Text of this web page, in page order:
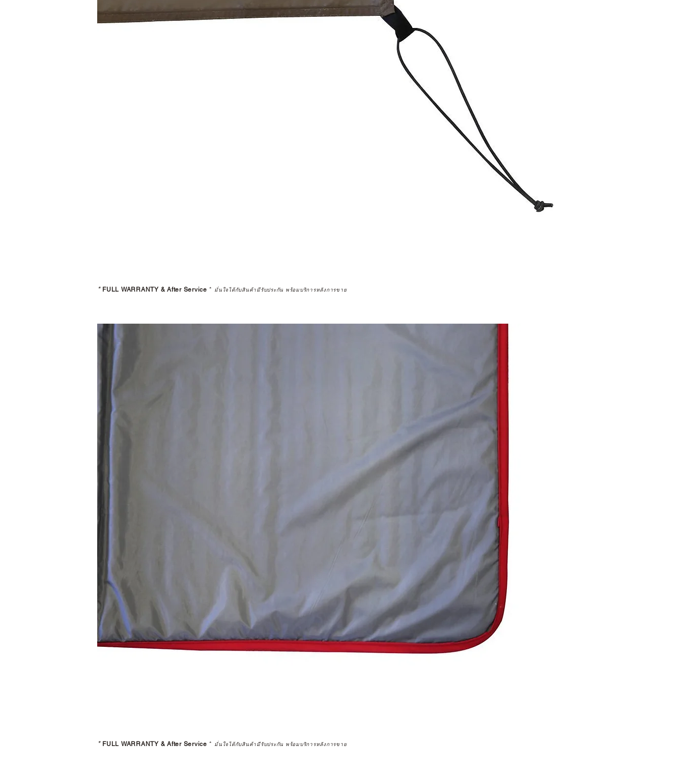
* FULL WARRANTY & After Service * มั่นใจได้กับสินค้ามีรับประกัน พร้อมบริการหลังการขาย
* FULL WARRANTY & After Service * มั่นใจได้กับสินค้ามีรับประกัน พร้อมบริการหลังการขาย